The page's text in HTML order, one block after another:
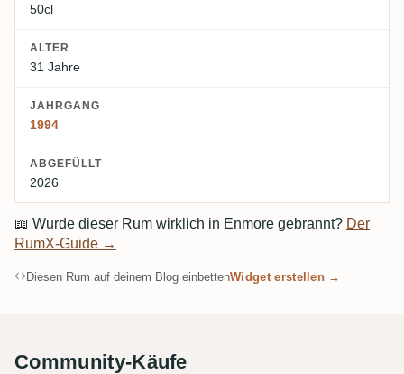
50cl
ALTER
31 Jahre
JAHRGANG
1994
ABGEFÜLLT
2026
📖 Wurde dieser Rum wirklich in Enmore gebrannt? Der
RumX-Guide →
Diesen Rum auf deinem Blog einbettenWidget erstellen →
Community-Käufe